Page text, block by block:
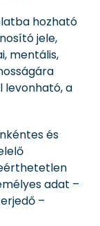
hozható
jele,
mentális,
levonható, a
és
adat –
–